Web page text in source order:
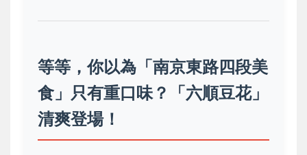
等等，你以為「南京東路四段美
食」只有重口味？「六順豆花」
清爽登場！